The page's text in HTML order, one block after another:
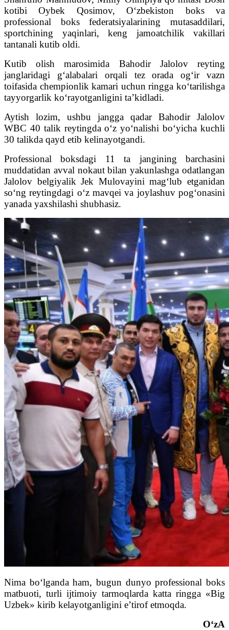
kotibi Oybek Qosimov, O‘zbekiston boks va
professional boks federatsiyalarining mutasaddilari,
sportchining yaqinlari, keng jamoatchilik vakillari
tantanali kutib oldi.
Kutib olish marosimida Bahodir Jalolov reyting
janglaridagi g‘alabalari orqali tez orada og‘ir vazn
toifasida chempionlik kamari uchun ringga ko‘tarilishga
tayyorgarlik ko‘rayotganligini ta’kidladi.
Aytish lozim, ushbu jangga qadar Bahodir Jalolov
WBC 40 talik reytingda o‘z yo‘nalishi bo‘yicha kuchli
30 talikda qayd etib kelinayotgandi.
Professional boksdagi 11 ta jangining barchasini
muddatidan avval nokaut bilan yakunlashga odatlangan
Jalolov belgiyalik Jek Mulovayini mag‘lub etganidan
so‘ng reytingdagi o‘z mavqei va joylashuv pog‘onasini
yanada yaxshilashi shubhasiz.
Nima bo‘lganda ham, bugun dunyo professional boks
matbuoti, turli ijtimoiy tarmoqlarda katta ringga «Big
Uzbek» kirib kelayotganligini e’tirof etmoqda.
O‘zA